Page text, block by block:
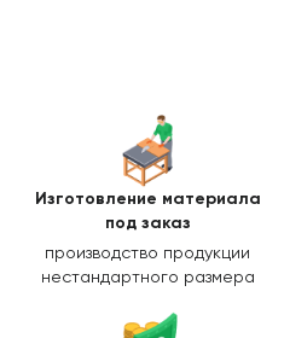
Изготовление материала
под заказ
производство продукции
нестандартного размера